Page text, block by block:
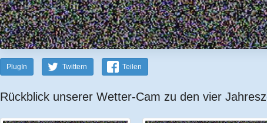
PlugIn Twittern Teilen
Rückblick unserer Wetter-Cam zu den vier